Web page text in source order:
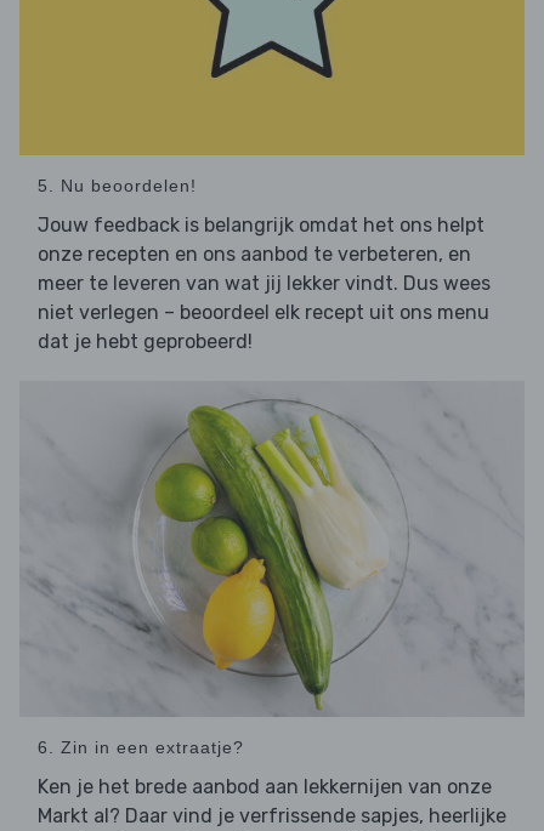
5. Nu beoordelen!
Jouw feedback is belangrijk omdat het ons helpt
onze recepten en ons aanbod te verbeteren, en
meer te leveren van wat jij lekker vindt. Dus wees
niet verlegen – beoordeel elk recept uit ons menu
dat je hebt geprobeerd!
6. Zin in een extraatje?
Ken je het brede aanbod aan lekkernijen van onze
Markt al? Daar vind je verfrissende sapjes, heerlijke